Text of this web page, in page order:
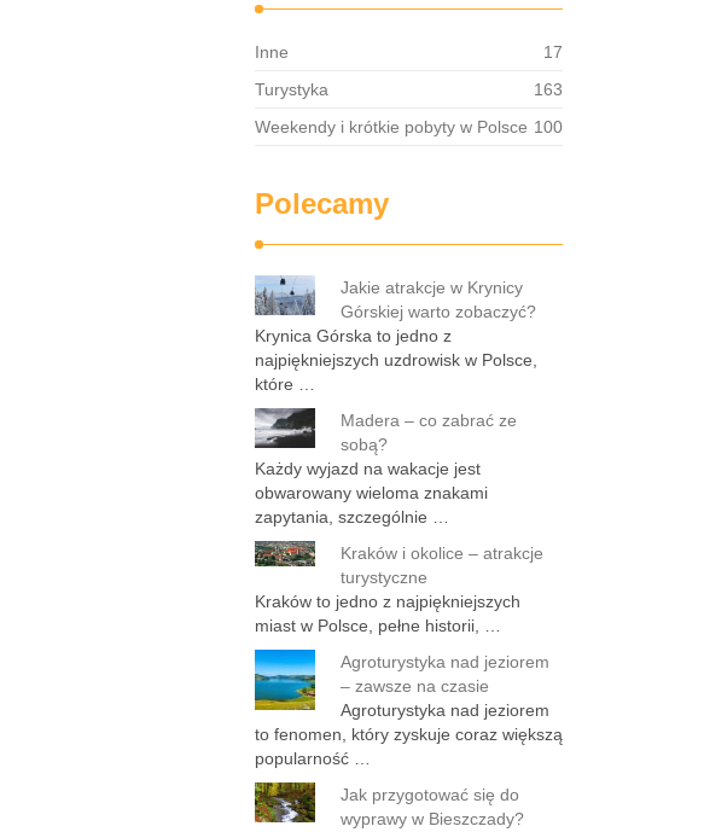
Inne
17
Turystyka
163
Weekendy i krótkie pobyty w Polsce 100
Polecamy
Jakie atrakcje w Krynicy
Górskiej warto zobaczyć?
Krynica Górska to jedno z
najpiękniejszych uzdrowisk w Polsce,
które …
Madera – co zabrać ze
sobą?
Każdy wyjazd na wakacje jest
obwarowany wieloma znakami
zapytania, szczególnie …
Kraków i okolice – atrakcje
turystyczne
Kraków to jedno z najpiękniejszych
miast w Polsce, pełne historii, …
Agroturystyka nad jeziorem
– zawsze na czasie
Agroturystyka nad jeziorem
to fenomen, który zyskuje coraz większą
popularność …
Jak przygotować się do
wyprawy w Bieszczady?